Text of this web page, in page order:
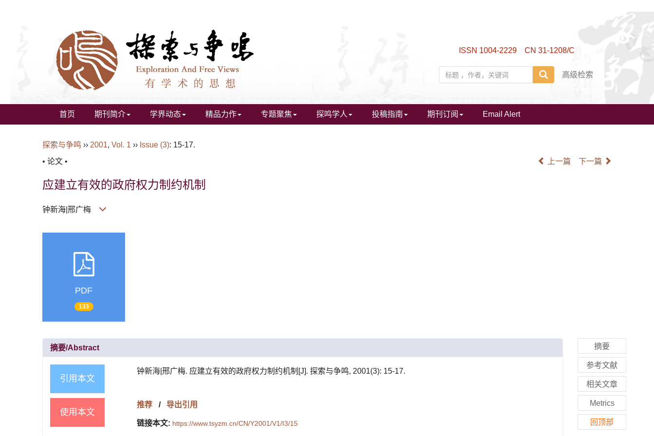
ISSN 1004-2229 CN 31-1208/C
高级检索
首页 期刊简介 学界动态 精品力作 专题聚焦 探鸣学人 投稿指南 期刊订阅 Email Alert
探索与争鸣 ›› 2001, Vol. 1 ›› Issue (3): 15-17.
• 论文 •
上一篇 下一篇
应建立有效的政府权力制约机制
钟新海|邢广梅
PDF
133
摘要/Abstract
引用本文
钟新海|邢广梅. 应建立有效的政府权力制约机制[J]. 探索与争鸣, 2001(3): 15-17.
使用本文
推荐 / 导出引用
链接本文: https://www.tsyzm.cn/CN/Y2001/V1/I3/15
摘要
参考文献
相关文章
Metrics
回顶部